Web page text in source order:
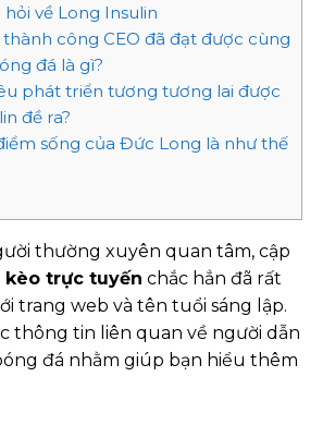
hỏi về Long Insulin
công CEO đã đạt được cùng
đá là gì?
phát triển tương tương lai được
đề ra?
sống của Đức Long là như thế
thường xuyên quan tâm, cập
kèo trực tuyến chắc hẳn đã rất
trang web và tên tuổi sáng lập.
thông tin liên quan về người dẫn
đá nhằm giúp bạn hiểu thêm